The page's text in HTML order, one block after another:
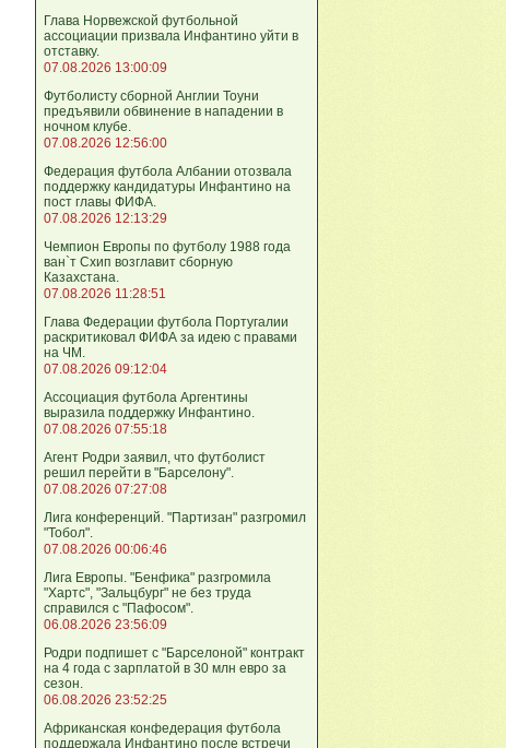
Глава Норвежской футбольной
ассоциации призвала Инфантино уйти в
отставку.
07.08.2026 13:00:09
Футболисту сборной Англии Тоуни
предъявили обвинение в нападении в
ночном клубе.
07.08.2026 12:56:00
Федерация футбола Албании отозвала
поддержку кандидатуры Инфантино на
пост главы ФИФА.
07.08.2026 12:13:29
Чемпион Европы по футболу 1988 года
ван`т Схип возглавит сборную
Казахстана.
07.08.2026 11:28:51
Глава Федерации футбола Португалии
раскритиковал ФИФА за идею с правами
на ЧМ.
07.08.2026 09:12:04
Ассоциация футбола Аргентины
выразила поддержку Инфантино.
07.08.2026 07:55:18
Агент Родри заявил, что футболист
решил перейти в "Барселону".
07.08.2026 07:27:08
Лига кoнференций. "Партизан" разгромил
"Тобол".
07.08.2026 00:06:46
Лига Европы. "Бенфика" разгромила
"Хартс", "Зальцбург" не без труда
справился с "Пафосом".
06.08.2026 23:56:09
Родри подпишет с "Барселоной" контракт
на 4 года с зарплатой в 30 млн евро за
сезон.
06.08.2026 23:52:25
Африканская конфедерация футбола
поддержала Инфантино после встречи